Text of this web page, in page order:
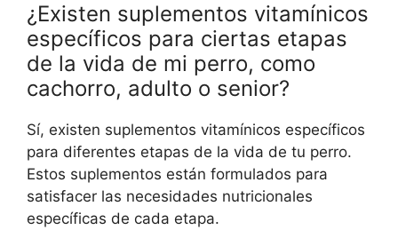
¿Existen suplementos vitamínicos
específicos para ciertas etapas
de la vida de mi perro, como
cachorro, adulto o senior?
Sí, existen suplementos vitamínicos específicos
para diferentes etapas de la vida de tu perro.
Estos suplementos están formulados para
satisfacer las necesidades nutricionales
específicas de cada etapa.